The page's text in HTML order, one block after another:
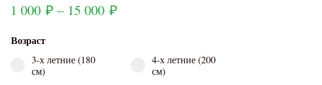
1 000 ₽ – 15 000 ₽
Возраст
3-х летние (180
см)
4-х летние (200
см)